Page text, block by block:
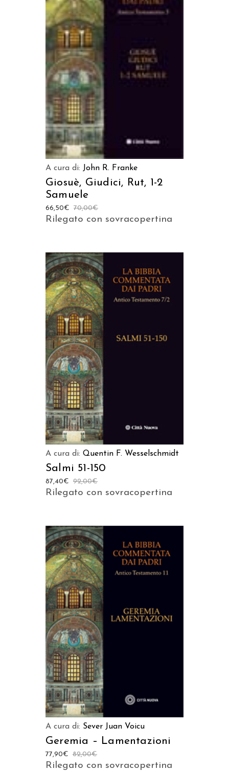
AGGIUNGI AL CARRELLO
A cura di: John R. Franke
Giosuè, Giudici, Rut, 1-2
Samuele
70,00€
66,50€
Rilegato con sovracopertina
AGGIUNGI AL CARRELLO
A cura di: Quentin F. Wesselschmidt
Salmi 51-150
92,00€
87,40€
Rilegato con sovracopertina
AGGIUNGI AL CARRELLO
A cura di: Sever Juan Voicu
Geremia – Lamentazioni
82,00€
77,90€
Rilegato con sovracopertina